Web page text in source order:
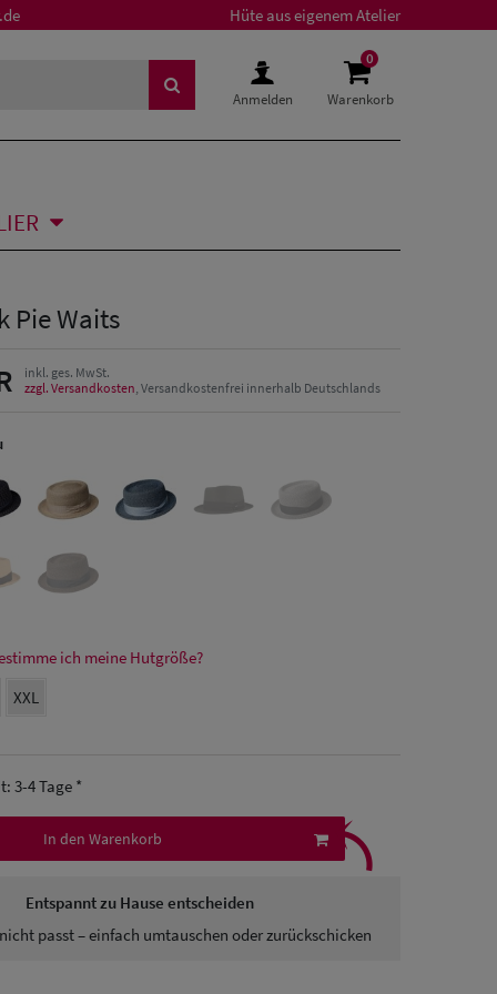
Hüte aus eigenem Atelier
Anmelden
0
Warenkorb
Pie Waits
inkl. ges. MwSt.
zzgl. Versandkosten, Versandkostenfrei innerhalb Deutschlands
ich meine Hutgröße?
XXL
3-4 Tage *
In den Warenkorb
Entspannt zu Hause entscheiden
passt – einfach umtauschen oder zurückschicken
⤹